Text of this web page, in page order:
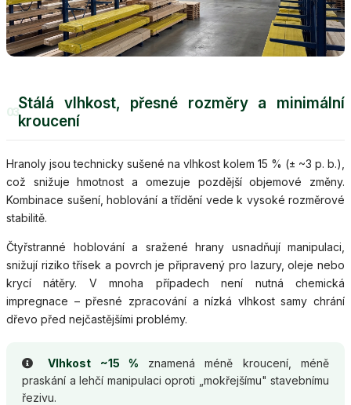
03Stálá vlhkost, přesné rozměry a minimální
kroucení
Hranoly jsou technicky sušené na vlhkost kolem 15 % (± ~3 p. b.),
což snižuje hmotnost a omezuje pozdější objemové změny.
Kombinace sušení, hoblování a třídění vede k vysoké rozměrové
stabilitě.
Čtyřstranné hoblování a sražené hrany usnadňují manipulaci,
snižují riziko třísek a povrch je připravený pro lazury, oleje nebo
krycí nátěry. V mnoha případech není nutná chemická
impregnace – přesné zpracování a nízká vlhkost samy chrání
dřevo před nejčastějšími problémy.
Vlhkost ~15 % znamená méně kroucení, méně
praskání a lehčí manipulaci oproti „mokřejšímu" stavebnímu
řezivu.